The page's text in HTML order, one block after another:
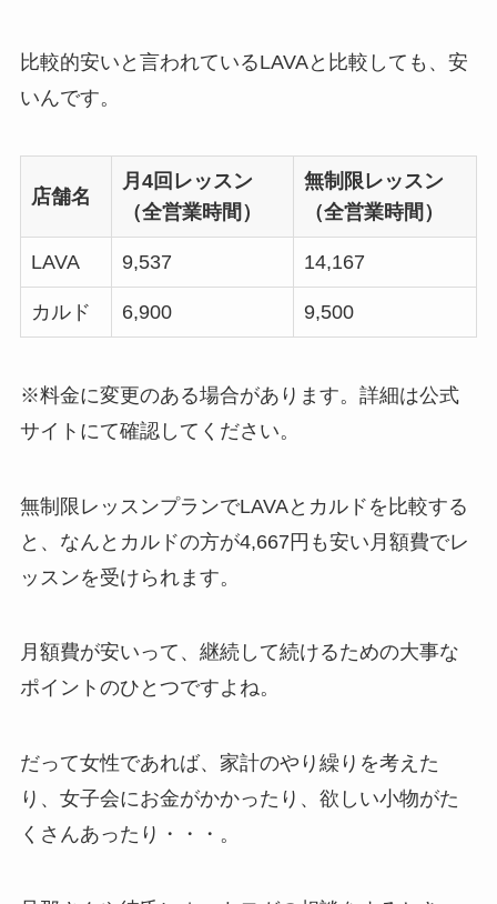
比較的安いと言われているLAVAと比較しても、安
いんです。
店舗名
月4回レッスン
（全営業時間）
無制限レッスン
（全営業時間）
LAVA 9,537 14,167
カルド 6,900 9,500
※料金に変更のある場合があります。詳細は公式
サイトにて確認してください。
無制限レッスンプランでLAVAとカルドを比較する
と、なんと カルドの方が4,667円も安い月額費でレ
ッスンを受けられます。
月額費が安いって、継続して続けるための大事な
ポイントのひとつですよね。
だって女性であれば、家計のやり繰りを考えた
り、女子会にお金がかかったり、欲しい小物がた
くさんあったり・・・。